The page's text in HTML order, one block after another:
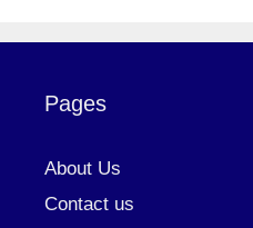
Pages
About Us
Contact us